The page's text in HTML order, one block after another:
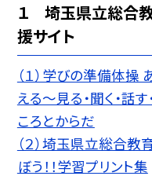
１ 埼玉県立総合
援サイト
（１）学びの準備体操
える〜見る・聞く・話す
ころとからだ
（２）埼玉県立総合
ぼう！！学習プリント集